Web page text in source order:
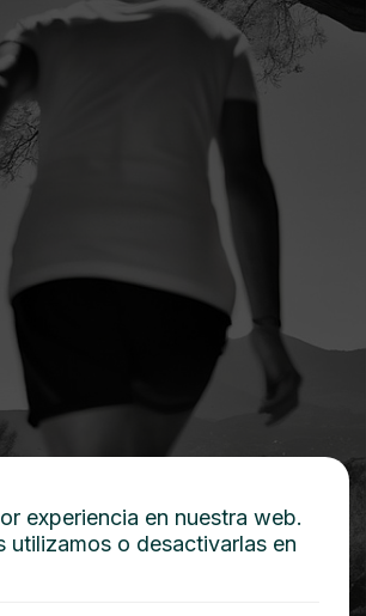
experiencia en nuestra web.
utilizamos o desactivarlas en